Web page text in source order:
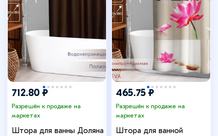
712.80 ₽
Разрешён к продаже на
маркетах
Штора для ванны Доляна
465.75 ₽
Разрешён к продаже на
маркетах
Штора для ванной